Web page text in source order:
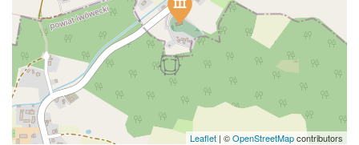
Leaflet | ©OpenStreetMapcontributors